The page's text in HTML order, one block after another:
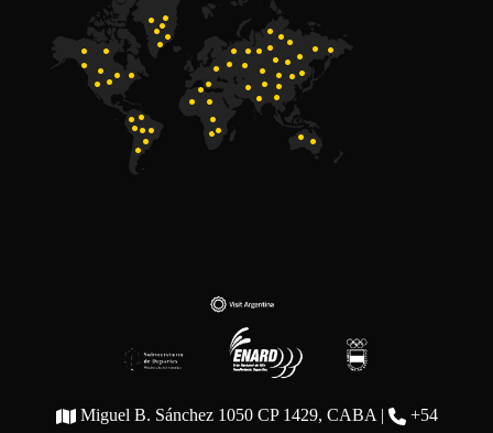
Miguel B. Sánchez 1050 CP 1429, CABA | +54